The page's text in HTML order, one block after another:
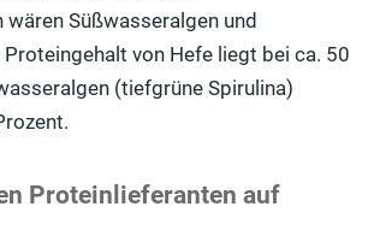
Süßwasseralgen und
Proteingehalt von Hefe liegt bei ca. 50
(tiefgrüne Spirulina)
Proteinlieferanten auf